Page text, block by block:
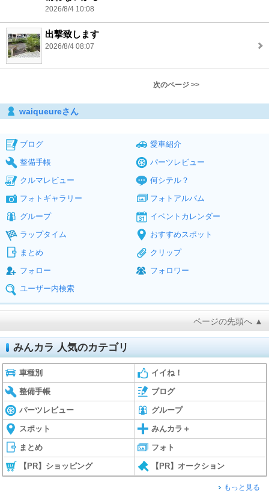
2026/8/4 10:08
出撃致します
2026/8/4 08:07
次のページ >>
waiqueureさん
ブログ
愛車紹介
整備手帳
パーツレビュー
クルマレビュー
何シテル？
フォトギャラリー
フォトアルバム
グループ
イベントカレンダー
ラップタイム
おすすめスポット
まとめ
クリップ
フォロー
フォロワー
ユーザー内検索
ページの先頭へ ▲
みんカラ 人気のカテゴリ
車種別 イイね！
整備手帳 ブログ
パーツレビュー グループ
スポット みんカラ＋
まとめ フォト
【PR】ショッピング 【PR】オークション
もっと見る